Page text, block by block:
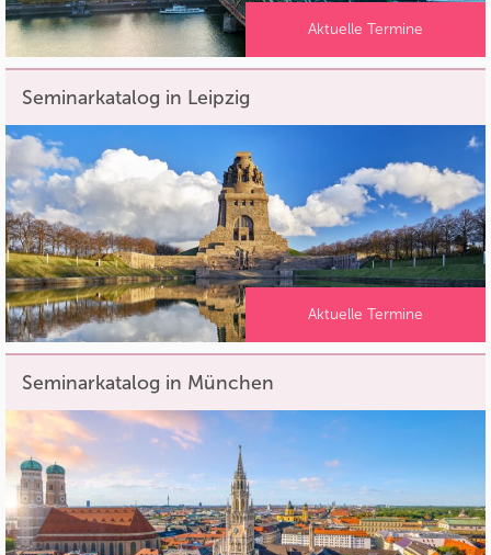
Aktuelle Termine
Seminarkatalog in Leipzig
Aktuelle Termine
Seminarkatalog in München